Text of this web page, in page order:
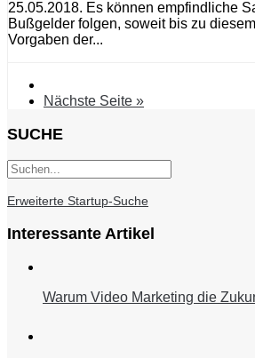
25.05.2018. Es können empfindliche
Bußgelder folgen, soweit bis zu
Vorgaben der...
Nächste Seite »
SUCHE
Erweiterte Startup-Suche
Interessante Artikel
Warum Video Marketing die